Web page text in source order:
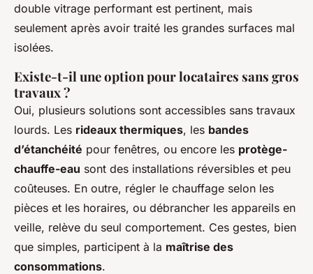
double vitrage performant est pertinent, mais
seulement après avoir traité les grandes surfaces mal
isolées.
Existe-t-il une option pour locataires sans gros
travaux ?
Oui, plusieurs solutions sont accessibles sans travaux
lourds. Les rideaux thermiques, les bandes
d’étanchéité pour fenêtres, ou encore les protège-
chauffe-eau sont des installations réversibles et peu
coûteuses. En outre, régler le chauffage selon les
pièces et les horaires, ou débrancher les appareils en
veille, relève du seul comportement. Ces gestes, bien
que simples, participent à la maîtrise des
consommations.